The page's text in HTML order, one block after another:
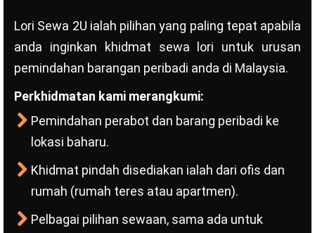
Lori Sewa 2U ialah pilihan yang paling tepat apabila
anda inginkan khidmat sewa lori untuk urusan
pemindahan barangan peribadi anda di Malaysia.
Perkhidmatan kami merangkumi:
Pemindahan perabot dan barang peribadi ke
lokasi baharu.
Khidmat pindah disediakan ialah dari ofis dan
rumah (rumah teres atau apartmen).
Pelbagai pilihan sewaan, sama ada untuk